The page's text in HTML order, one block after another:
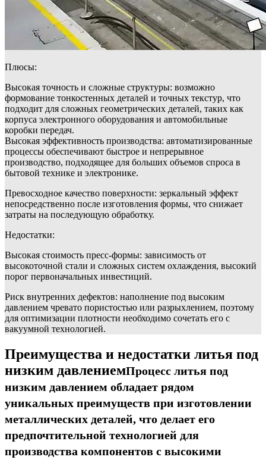
Плюсы:
Высокая точность и сложные структуры: возможно
формование тонкостенных деталей и точных текстур, что
подходит для сложных геометрических деталей, таких как
корпуса электронного оборудования и автомобильные
коробки передач.
Высокая эффективность производства: автоматизированные
процессы обеспечивают быстрое и непрерывное
производство, подходящее для больших объемов спроса в
бытовой технике и электронике.
Превосходное качество поверхности: зеркальный эффект
непосредственно после изготовления формы, что снижает
затраты на последующую обработку.
Недостатки:
Высокая стоимость пресс-формы: зависимость от
высокоточной стали и сложных систем охлаждения, высокий
порог первоначальных инвестиций.
Риск внутренних дефектов: наполнение под высоким
давлением чревато пористостью или разрыхлением, поэтому
для оптимизации плотности необходимо сочетать его с
вакуумной технологией.
Преимущества и недостатки литья под
низким давлениемПроцесс литья под
низким давлением обладает рядом
уникальных преимуществ при изготовлении
металлических деталей, что делает его
предпочтительной технологией для
производства компонентов с высокими